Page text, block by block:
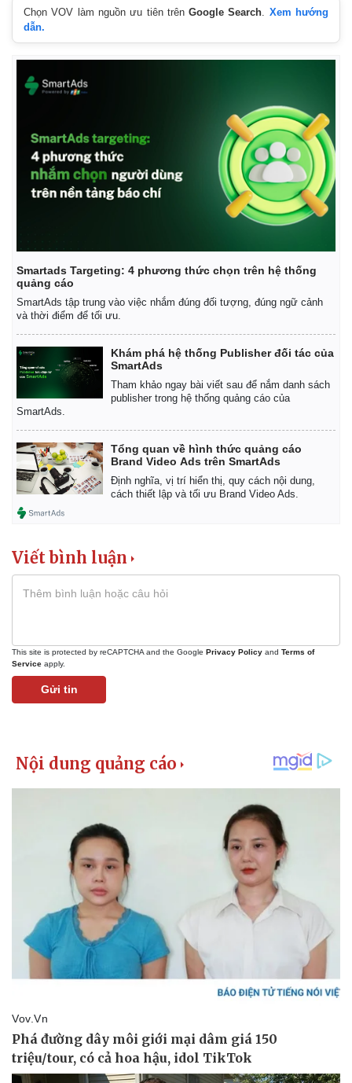
Pháp luật
Vụ án
Chọn VOV làm nguồn ưu tiên trênGoogle Search. Xem hướng
dẫn.
Smartads Targeting: 4 phương thức chọn trên hệ thống
quảng cáo
SmartAds tập trung vào việc nhắm đúng đối tượng, đúng ngữ cảnh
và thời điểm để tối ưu.
Khám phá hệ thống Publisher đối tác của
SmartAds
Tham khảo ngay bài viết sau để nắm danh sách
publisher trong hệ thống quảng cáo của
SmartAds.
Tổng quan về hình thức quảng cáo
Brand Video Ads trên SmartAds
Định nghĩa, vị trí hiển thị, quy cách nội dung,
cách thiết lập và tối ưu Brand Video Ads.
Viết bình luận
This site is protected by reCAPTCHA and the Google Privacy Policy and Terms of
Service apply.
Gửi tin